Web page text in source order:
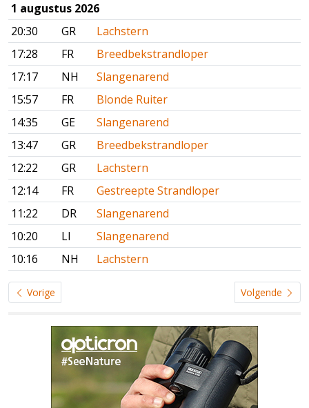
1 augustus 2026
20:30
GR
Lachstern
17:28
FR
Breedbekstrandloper
17:17
NH
Slangenarend
15:57
FR
Blonde Ruiter
14:35
GE
Slangenarend
13:47
GR
Breedbekstrandloper
12:22
GR
Lachstern
12:14
FR
Gestreepte Strandloper
11:22
DR
Slangenarend
10:20
LI
Slangenarend
10:16
NH Lachstern
Vorige Volgende